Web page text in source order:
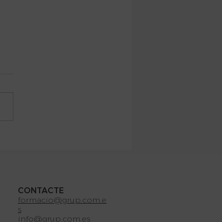
CONTACTE
formacio@grup.com.e
s
info@grup.com.es